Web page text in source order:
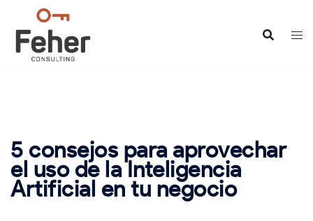
contenido
5 consejos para aprovechar
el uso de la Inteligencia
Artificial en tu negocio